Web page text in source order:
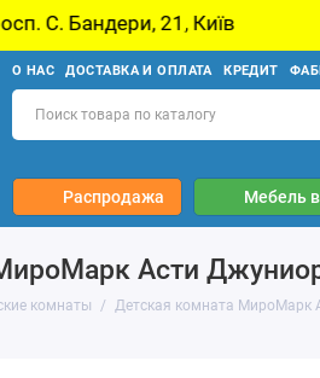
Київ У звʼязку
О НАС ДОСТАВКА И ОПЛАТА КРЕДИТ
Распродажа Мебель
Асти
комнаты Детская комната МироМарк